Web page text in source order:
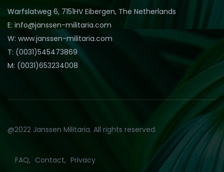
Warfslatweg 6, 7151HV Eibergen, The Netherlands
E: info@janssen-militaria.com
W: www.janssen-militaria.com
T: (0031)545473869
M: (0031)653234008
@2022 Janssen Militaria. All rights reserved.
FAQ Contact Privacy